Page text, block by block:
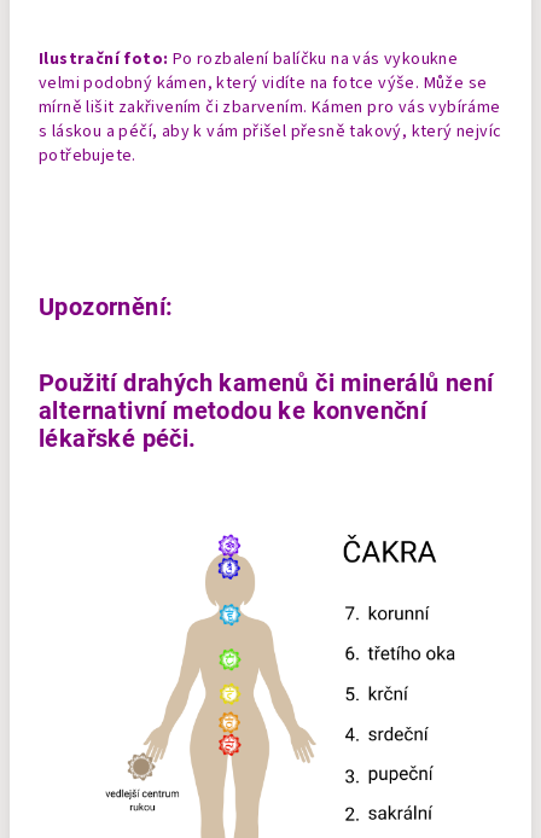
Ilustrační foto: Po rozbalení balíčku na vás vykoukne
velmi podobný kámen, který vidíte na fotce výše. Může se
mírně lišit zakřivením či zbarvením. Kámen pro vás vybíráme
s láskou a péčí, aby k vám přišel přesně takový, který nejvíc
potřebujete.
Upozornění:
Použití drahých kamenů či minerálů není
alternativní metodou ke konvenční
lékařské péči.